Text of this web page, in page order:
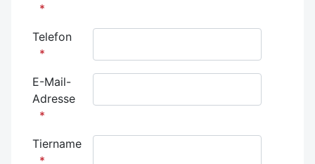
Telefon
E-Mail-
Adresse
Tiername